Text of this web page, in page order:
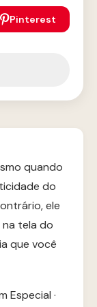
Pinterest
quando
do
ele
tela do
que você
Especial ·